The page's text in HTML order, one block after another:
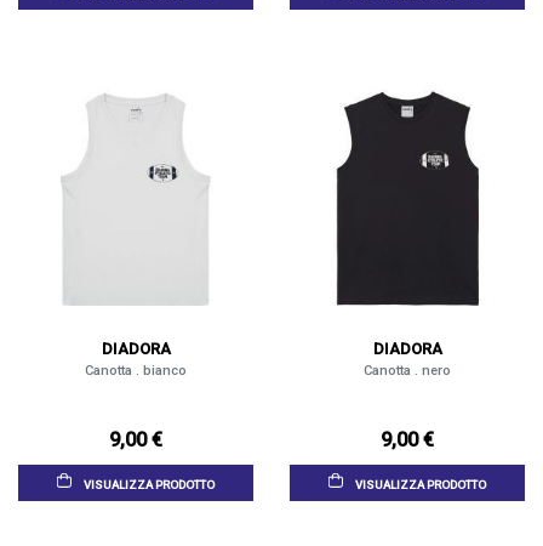
DIADORA
Canotta . bianco
9,00 €
VISUALIZZA PRODOTTO
DIADORA
Canotta . nero
9,00 €
VISUALIZZA PRODOTTO